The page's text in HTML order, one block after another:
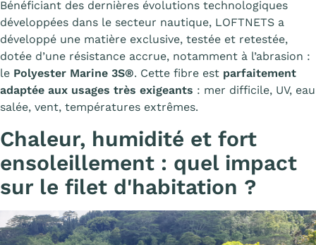
Bénéficiant des dernières évolutions technologiques
développées dans le secteur nautique, LOFTNETS a
développé une matière exclusive, testée et retestée,
dotée d’une résistance accrue, notamment à l’abrasion :
le Polyester Marine 3S®. Cette fibre est parfaitement
adaptée aux usages très exigeants : mer difficile, UV, eau
salée, vent, températures extrêmes.
Chaleur, humidité et fort
ensoleillement : quel impact
sur le filet d'habitation ?